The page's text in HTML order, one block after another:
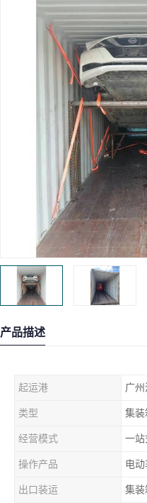
产品描述
起运港 广
类型 集装
经营模式 一站
操作产品 电
出口装运 集装